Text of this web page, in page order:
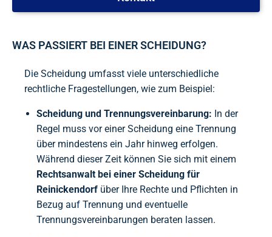
WAS PASSIERT BEI EINER SCHEIDUNG?
Die Scheidung umfasst viele unterschiedliche
rechtliche Fragestellungen, wie zum Beispiel:
Scheidung und Trennungsvereinbarung: In der
Regel muss vor einer Scheidung eine Trennung
über mindestens ein Jahr hinweg erfolgen.
Während dieser Zeit können Sie sich mit einem
Rechtsanwalt bei einer Scheidung für
Reinickendorf über Ihre Rechte und Pflichten in
Bezug auf Trennung und eventuelle
Trennungsvereinbarungen beraten lassen.